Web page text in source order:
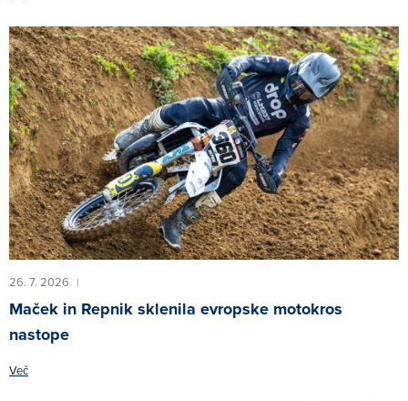
26. 7. 2026 |
Maček in Repnik sklenila evropske motokros
nastope
Več